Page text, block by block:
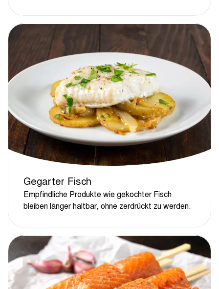
Gegarter Fisch
Empfindliche Produkte wie gekochter Fisch
bleiben länger haltbar, ohne zerdrückt zu werden.